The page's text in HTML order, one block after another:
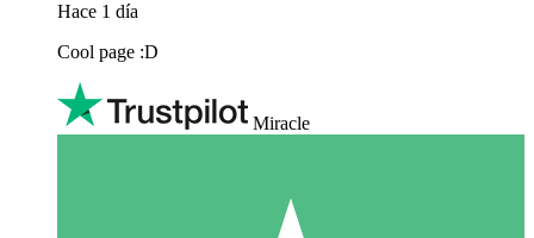
Hace 1 día
Cool page :D
Miracle